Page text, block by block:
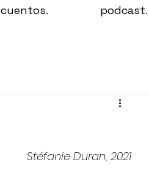
cuentos. podcast.
Stéfanie Duran, 2021